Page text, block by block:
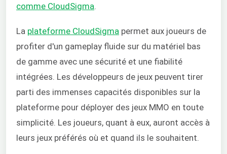
comme CloudSigma.
La plateforme CloudSigma permet aux joueurs de
profiter d'un gameplay fluide sur du matériel bas
de gamme avec une sécurité et une fiabilité
intégrées. Les développeurs de jeux peuvent tirer
parti des immenses capacités disponibles sur la
plateforme pour déployer des jeux MMO en toute
simplicité. Les joueurs, quant à eux, auront accès à
leurs jeux préférés où et quand ils le souhaitent.